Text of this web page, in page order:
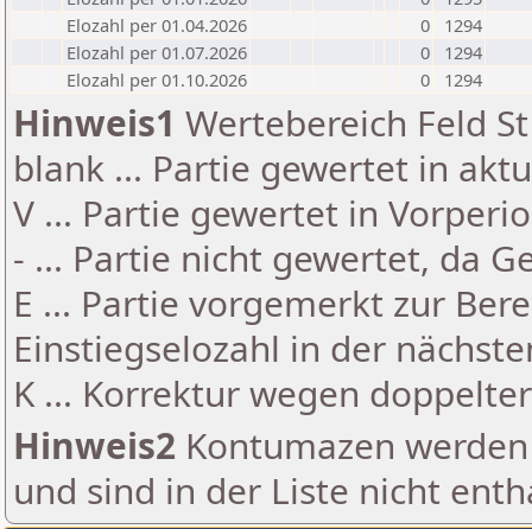
Elozahl per 01.04.2026
0
1294
Elozahl per 01.07.2026
0
1294
Elozahl per 01.10.2026
0 1294
Hinweis1 Wertebereich Feld
blank ... Partie gewertet in
V ... Partie gewertet in
- ... Partie nicht gewertet, da
E ... Partie vorgemerkt zur
Einstiegselozahl in der
K ... Korrektur wegen
Hinweis2 Kontumazen
und sind in der Liste nicht